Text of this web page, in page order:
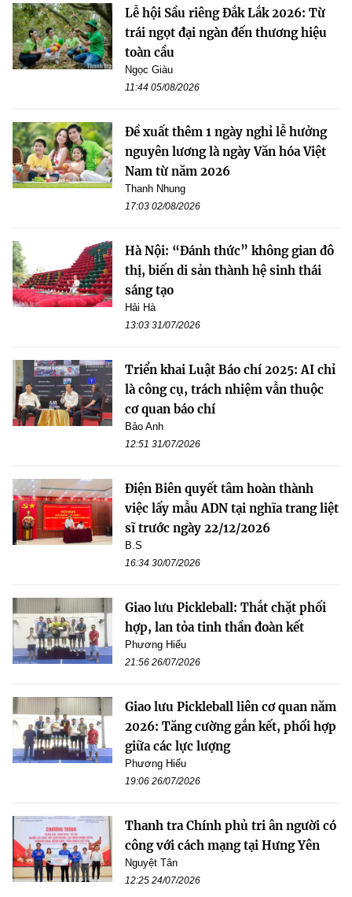
Lễ hội Sầu riêng Đắk Lắk 2026: Từ
trái ngọt đại ngàn đến thương hiệu
toàn cầu
Ngọc Giàu
11:44 05/08/2026
Đề xuất thêm 1 ngày nghỉ lễ hưởng
nguyên lương là ngày Văn hóa Việt
Nam từ năm 2026
Thanh Nhung
17:03 02/08/2026
Hà Nội: “Đánh thức” không gian đô
thị, biến di sản thành hệ sinh thái
sáng tạo
Hải Hà
13:03 31/07/2026
Triển khai Luật Báo chí 2025: AI chỉ
là công cụ, trách nhiệm vẫn thuộc
cơ quan báo chí
Bảo Anh
12:51 31/07/2026
Điện Biên quyết tâm hoàn thành
việc lấy mẫu ADN tại nghĩa trang liệt
sĩ trước ngày 22/12/2026
B.S
16:34 30/07/2026
Giao lưu Pickleball: Thắt chặt phối
hợp, lan tỏa tinh thần đoàn kết
Phương Hiếu
21:56 26/07/2026
Giao lưu Pickleball liên cơ quan năm
2026: Tăng cường gắn kết, phối hợp
giữa các lực lượng
Phương Hiếu
19:06 26/07/2026
Thanh tra Chính phủ tri ân người có
công với cách mạng tại Hưng Yên
Nguyệt Tân
12:25 24/07/2026